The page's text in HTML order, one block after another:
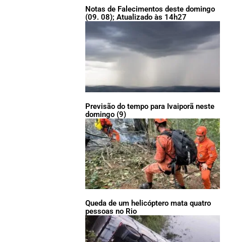
Notas de Falecimentos deste domingo
(09. 08); Atualizado às 14h27
Previsão do tempo para Ivaiporã neste
domingo (9)
Queda de um helicóptero mata quatro
pessoas no Rio